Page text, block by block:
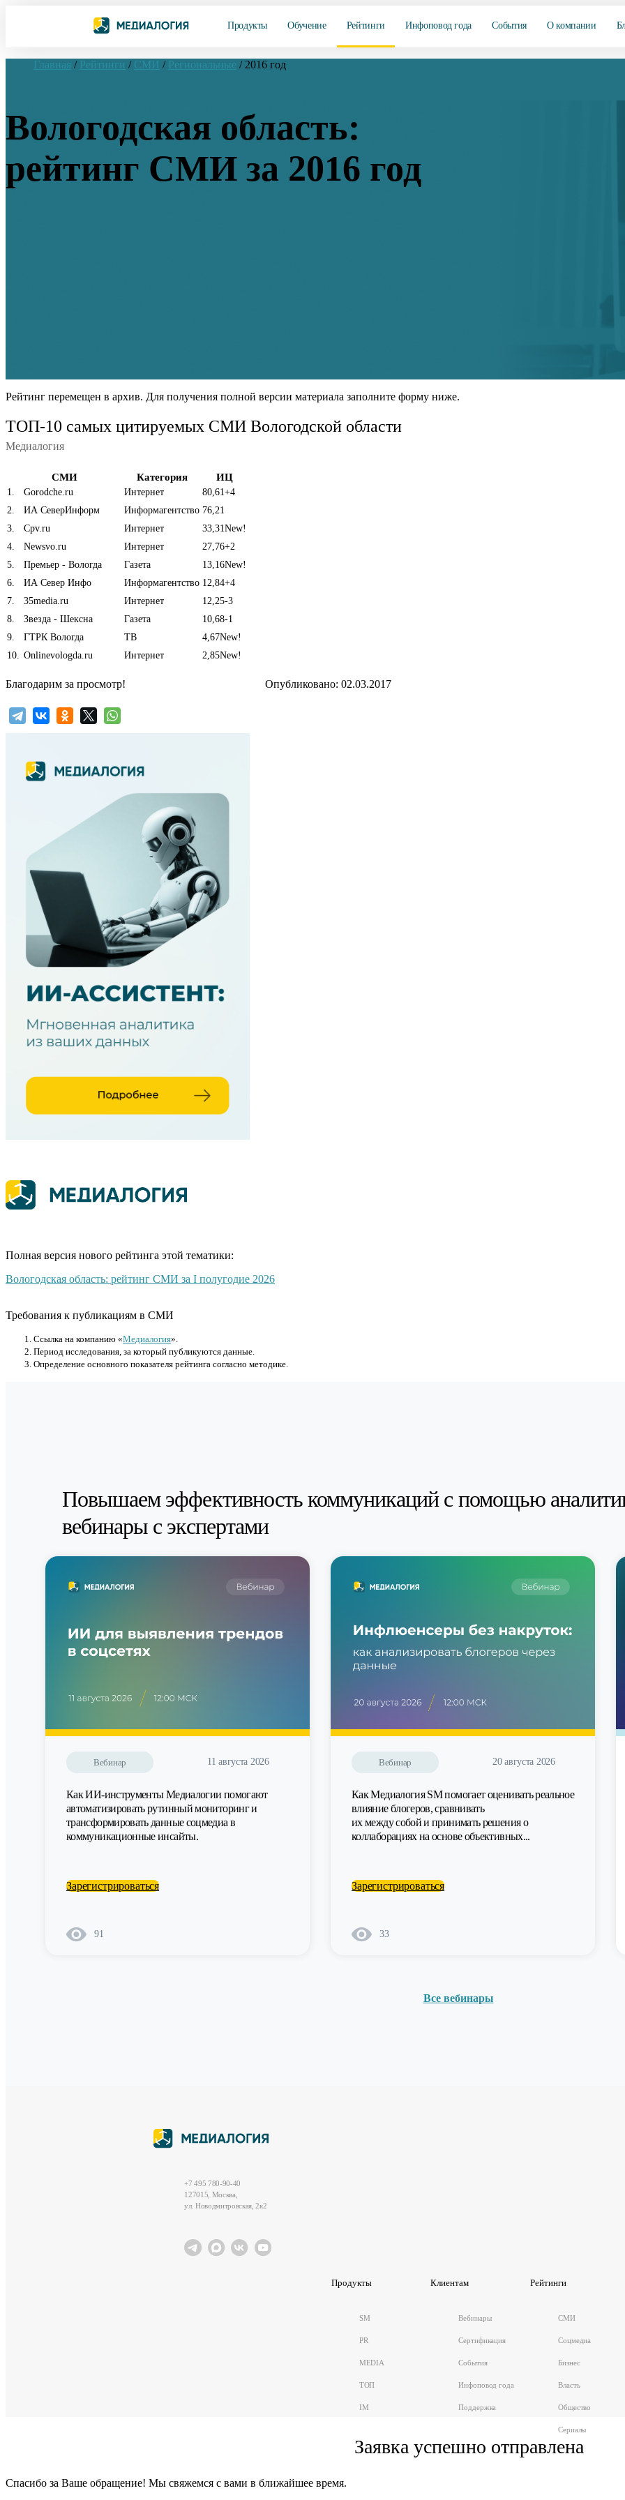
Продукты Обучение Рейтинги Инфоповод года События О компании
Главная / Рейтинги / СМИ / Региональные / 2016 год
Вологодская область:
рейтинг СМИ за 2016 год
Рейтинг перемещен в архив. Для получения полной версии материала заполните форму ниже.
ТОП-10 самых цитируемых СМИ Вологодской области
Медиалогия
СМИ Категория ИЦ
1 Gorodche.ru Интернет 80,61 +4
2
ИА СеверИнформ Информагентство 76,21
3
Cpv.ru Интернет 33,31 New!
4
Newsvo.ru Интернет 27,76+2
5
Премьер - Вологда Газета 13,16New!
6
ИА Север Инфо Информагентство 12,84+4
7
35media.ru Интернет 12,25-3
8
Звезда - Шексна Газета 10,68-1
9
ГТРК Вологда ТВ 4,67New!
10
Onlinevologda.ru Интернет 2,85New!
Благодарим за просмотр! Опубликовано: 02.03.2017
Полная версия нового рейтинга этой тематики:
Вологодская область: рейтинг СМИ за I полугодие 2026
Требования к публикациям в СМИ
Cсылка на компанию «Медиалогия».
Период исследования, за который публикуются данные.
Определение основного показателя рейтинга согласно методике.
Повышаем эффективность коммуникаций с помощью
вебинары с экспертами
Вебинар 11 августа 2026
Как ИИ-инструменты Медиалогии помогают
автоматизировать рутинный мониторинг и
трансформировать данные соцмедиа в
коммуникационные инсайты.
Зарегистрироваться
91
Вебинар 20 августа 2026
Как Медиалогия SM помогает оценивать реальное
влияние блогеров, сравнивать
их между собой и принимать решения о
коллаборациях на основе объективных...
Зарегистрироваться
33
Все вебинары
+7 495 780-90-40
127015, Москва,
ул. Новодмитровская, 2к2
Продукты
SM
PR
MEDIA
ТОП
IM
Клиентам
Вебинары
Сертификация
События
Инфоповод года
Поддержка
Рейтинги
СМИ
Соцмедиа
Бизнес
Власть
Общество
Сериалы
Заявка успешно отправлена
Cпасибо за Ваше обращение! Мы свяжемся с вами в ближайшее время.